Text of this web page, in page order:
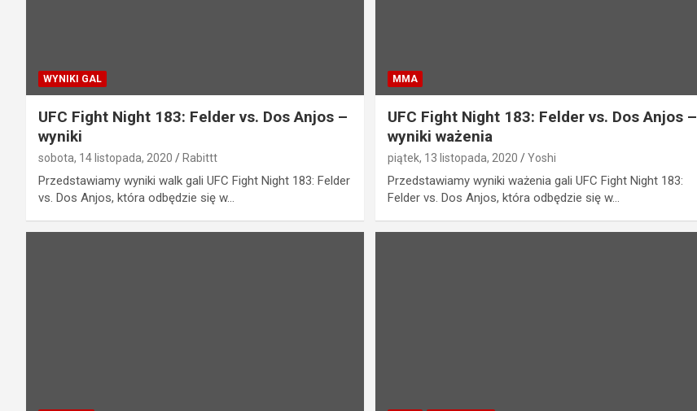
WYNIKI GAL
UFC Fight Night 183: Felder vs. Dos Anjos –
wyniki
sobota, 14 listopada, 2020 Rabittt
Przedstawiamy wyniki walk gali UFC Fight Night 183: Felder
vs. Dos Anjos, która odbędzie się w…
MMA
UFC Fight Night 183: Felder vs. Dos Anjos –
wyniki ważenia
piątek, 13 listopada, 2020 Yoshi
Przedstawiamy wyniki ważenia gali UFC Fight Night 183:
Felder vs. Dos Anjos, która odbędzie się w…